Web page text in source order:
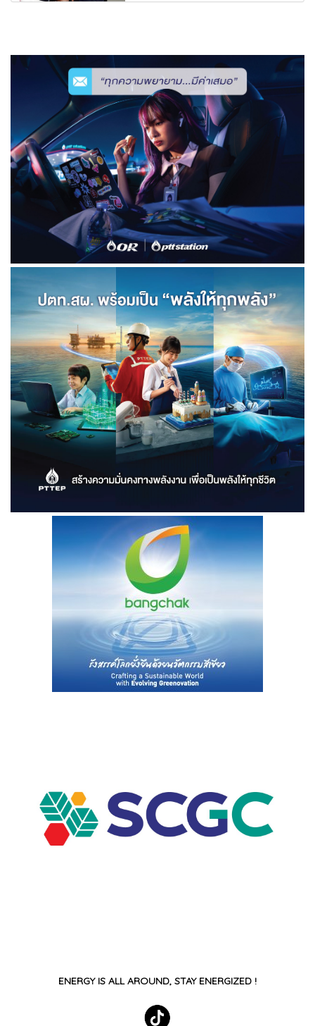
ENERGY IS ALL AROUND, STAY ENERGIZED !